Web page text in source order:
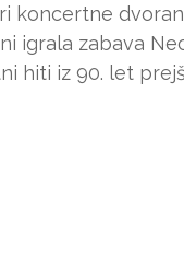
koncertne
igrala zabava
hiti iz 90. let